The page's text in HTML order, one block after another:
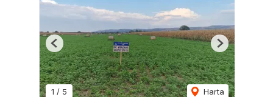
1 / 5 Harta
Previous Next